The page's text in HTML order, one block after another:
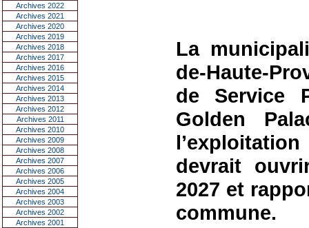
Archives 2022
Archives 2021
Archives 2020
Archives 2019
Archives 2018
Archives 2017
Archives 2016
Archives 2015
Archives 2014
Archives 2013
Archives 2012
Archives 2011
Archives 2010
Archives 2009
Archives 2008
Archives 2007
Archives 2006
Archives 2005
Archives 2004
Archives 2003
Archives 2002
Archives 2001
La
de-Haute-
de Service
Golden
devrait
2027 et
commune.